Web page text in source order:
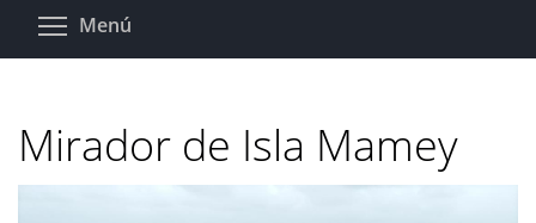
Pasar
Menú
Mirador de Isla Mamey